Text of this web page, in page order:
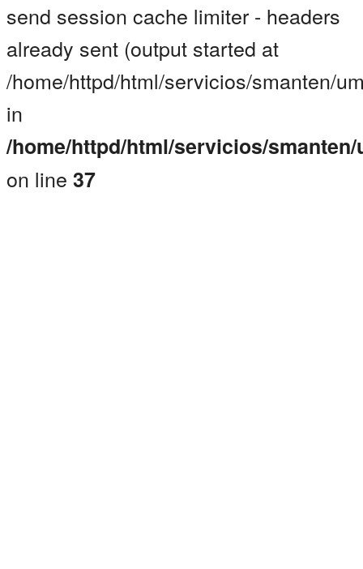
send session cache limiter - headers
already sent (output started at
/home/httpd/html/servicios/smanten/
in
/home/httpd/html/servicios/
on line 37